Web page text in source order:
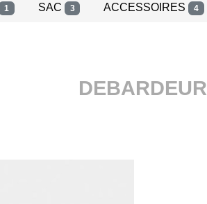
1 SAC 3 ACCESSOIRES 4
DEBARDEUR